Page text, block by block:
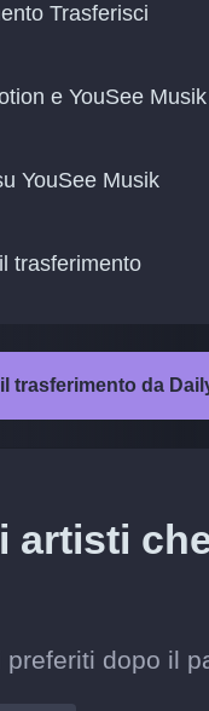
Trasferisci
e YouSee Musik
YouSee Musik
trasferimento
trasferimento da
artisti
dopo il